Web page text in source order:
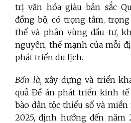
trị văn hóa giàu bản sắc
đồng bộ, có trọng tâm,
thể và phân vùng đầu tư,
nguyên, thế mạnh của mỗi
phát triển du lịch.
Bốn là, xây dựng và triển
quả Đề án phát triển kinh
bào dân tộc thiểu số và
2025, định hướng đến năm